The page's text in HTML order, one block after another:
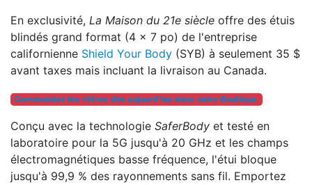
En exclusivité, La Maison du 21e siècle offre des étuis
blindés grand format (4 x 7 po) de l'entreprise
californienne Shield Your Body (SYB) à seulement 35 $
avant taxes mais incluant la livraison au Canada.
Commandez les vôtres dès aujourd'hui dans notre Boutique.
Conçu avec la technologie SaferBody et testé en
laboratoire pour la 5G jusqu'à 20 GHz et les champs
électromagnétiques basse fréquence, l'étui bloque
jusqu'à 99,9 % des rayonnements sans fil. Emportez